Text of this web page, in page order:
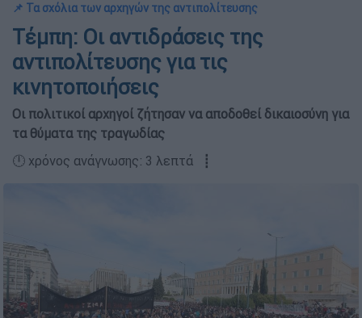
📌 Τα σχόλια των αρχηγών της αντιπολίτευσης
Τέμπη: Οι αντιδράσεις της
αντιπολίτευσης για τις
κινητοποιήσεις
Οι πολιτικοί αρχηγοί ζήτησαν να αποδοθεί δικαιοσύνη για
τα θύματα της τραγωδίας
🕛 χρόνος ανάγνωσης: 3 λεπτά ┋